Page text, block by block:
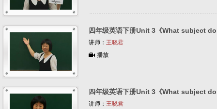
四年级英语下册Unit 3《What subject
讲师： 王晓君
播放
四年级英语下册Unit 3《What subject
讲师： 王晓君